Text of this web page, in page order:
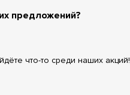
предложений?
что-то среди наших акций!